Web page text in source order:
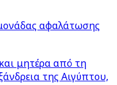
αφαλάτωσης
μητέρα από τη
της Αιγύπτου,